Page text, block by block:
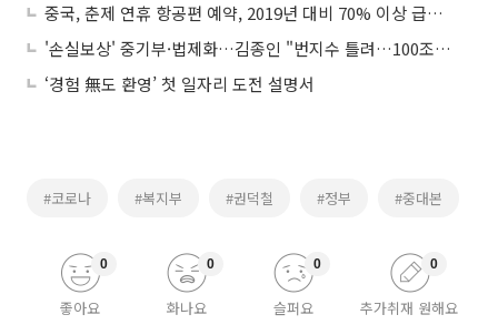
중국, 춘제 연휴 항공편 예약, 2019년 대비 70% 이상 급감…코로나 규제 영향
'손실보상' 중기부·법제화…김종인 "번지수 틀려…100조 확보했어야"
‘경험 無도 환영’ 첫 일자리 도전 설명서
#코로나 #복지부 #권덕철 #정부 #중대본
좋아요
0
화나요
0
슬퍼요
0
추가취재 원해요
0